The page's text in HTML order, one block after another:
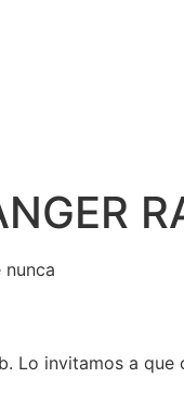
nunca
Lo invitamos a que